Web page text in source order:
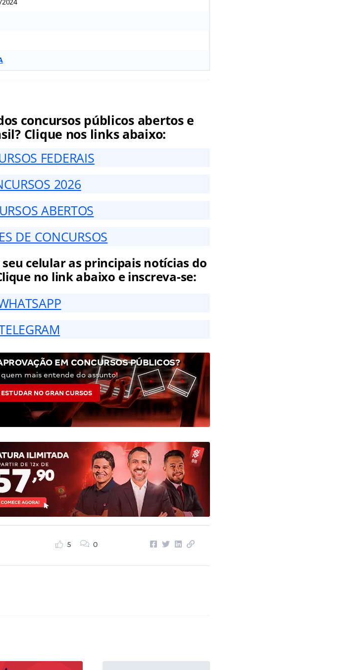
concursos públicos abertos e
Clique nos links abaixo:
FEDERAIS
2026
ABERTOS
DE CONCURSOS
celular as principais notícias do
no link abaixo e inscreva-se:
EM CONCURSOS PÚBLICOS?
mais entende do assunto!
NO GRAN CURSOS
5 0